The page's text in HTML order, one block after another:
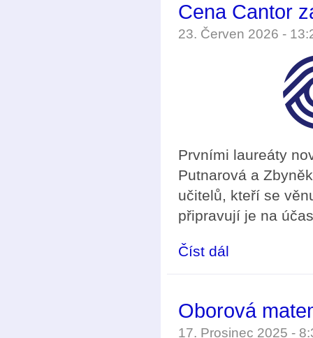
Cena Cantor
23. Červen 2026 -
Prvními laureáty
Putnarová a
učitelů, kteří se
připravují je na
Číst dál
Oborová
17. Prosinec 2025 -